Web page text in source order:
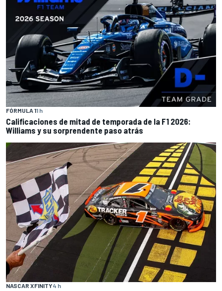
FÓRMULA 11 h
Calificaciones de mitad de temporada de la F1 2026:
Williams y su sorprendente paso atrás
NASCAR XFINITY4 h